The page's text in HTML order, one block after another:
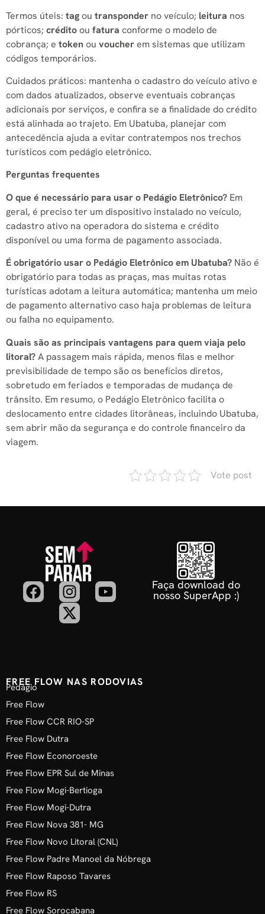
Termos úteis: tagou transponder no veículo; leitura nos
pórticos; créditoou fatura conforme o modelo de
cobrança; e tokenou voucherem sistemas que utilizam
códigos temporários.
Cuidados práticos: mantenha o cadastro do veículo ativo e
com dados atualizados, observe eventuais cobranças
adicionais por serviços, e confira se a finalidade do crédito
está alinhada ao trajeto. Em Ubatuba, planejar com
antecedência ajuda a evitar contratempos nos trechos
turísticos com pedágio eletrônico.
Perguntas frequentes
O que é necessário para usar o Pedágio Eletrônico? Em
geral, é preciso ter um dispositivo instalado no veículo,
cadastro ativo na operadora do sistema e crédito
disponível ou uma forma de pagamento associada.
É obrigatório usar o Pedágio Eletrônico em Ubatuba? Não é
obrigatório para todas as praças, mas muitas rotas
turísticas adotam a leitura automática; mantenha um meio
de pagamento alternativo caso haja problemas de leitura
ou falha no equipamento.
Quais são as principais vantagens para quem viaja pelo
litoral?A passagem mais rápida, menos filas e melhor
previsibilidade de tempo são os benefícios diretos,
sobretudo em feriados e temporadas de mudança de
trânsito. Em resumo, o Pedágio Eletrônico facilita o
deslocamento entre cidades litorâneas, incluindo Ubatuba,
sem abrir mão da segurança e do controle financeiro da
viagem.
Vote post
Faça download do
nosso SuperApp :)
FREE FLOW NAS RODOVIAS
Pedágio
Free Flow
Free Flow CCR RIO-SP
Free Flow Dutra
Free Flow Econoroeste
Free Flow EPR Sul de Minas
Free Flow Mogi-Bertioga
Free Flow Mogi-Dutra
Free Flow Nova 381- MG
Free Flow Novo Litoral (CNL)
Free Flow Padre Manoel da Nóbrega
Free Flow Raposo Tavares
Free Flow RS
Free Flow Sorocabana